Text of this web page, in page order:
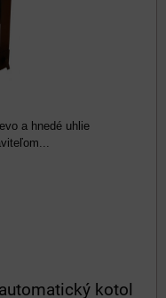
a hnedé uhlie
kotol